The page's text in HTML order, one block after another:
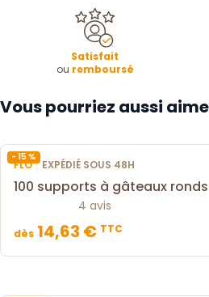
Satisfait
ou remboursé
Vous pourriez aussi
- 15 %
FLO| EXPÉDIÉ SOUS 48H
100 supports à gâteaux
4 avis
dès 14,63 € TTC